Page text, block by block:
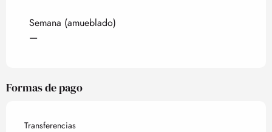
Semana (amueblado)
—
Formas de pago
Transferencias